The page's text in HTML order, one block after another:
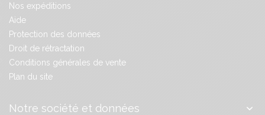
Nos expéditions
Aide
Protection des données
Droit de rétractation
Conditions générales de vente
Plan du site
Notre société et données